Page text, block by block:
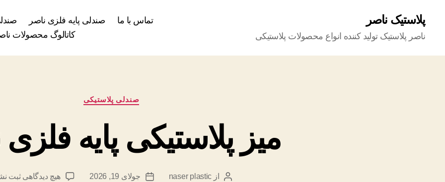
پلاستیک ناصر
ناصر پلاستیک تولید کننده انواع محصولات پلاستیکی
تماس با ما صندلی پایه فلزی ناصر
کاتالوگ محصولات
دسته‌ها
صندلی پلاستیکی
میز پلاستیکی پایه فلزی
نویسنده
از naser plastic
تاریخجولای 19, 2026 هیچ دیدگاهیبرای
ثبت